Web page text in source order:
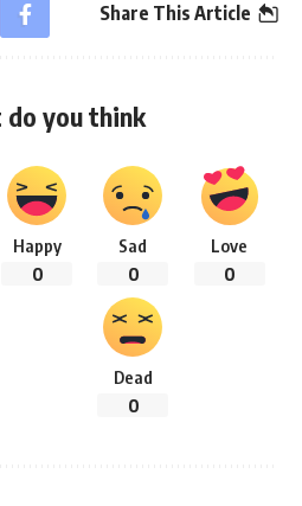
Share This Article
you think?
Love
0
Sad
0
Happy
0
Dead
0